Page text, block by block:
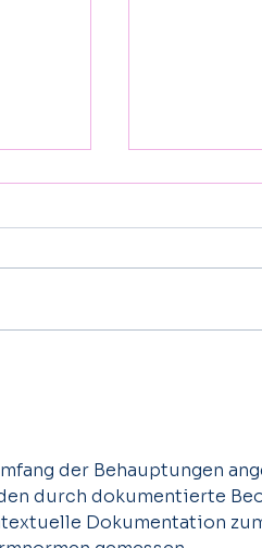
der Behauptungen
durch dokumentierte
Dokumentation